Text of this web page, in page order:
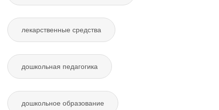
лекарственные средства
дошкольная педагогика
дошкольное образование